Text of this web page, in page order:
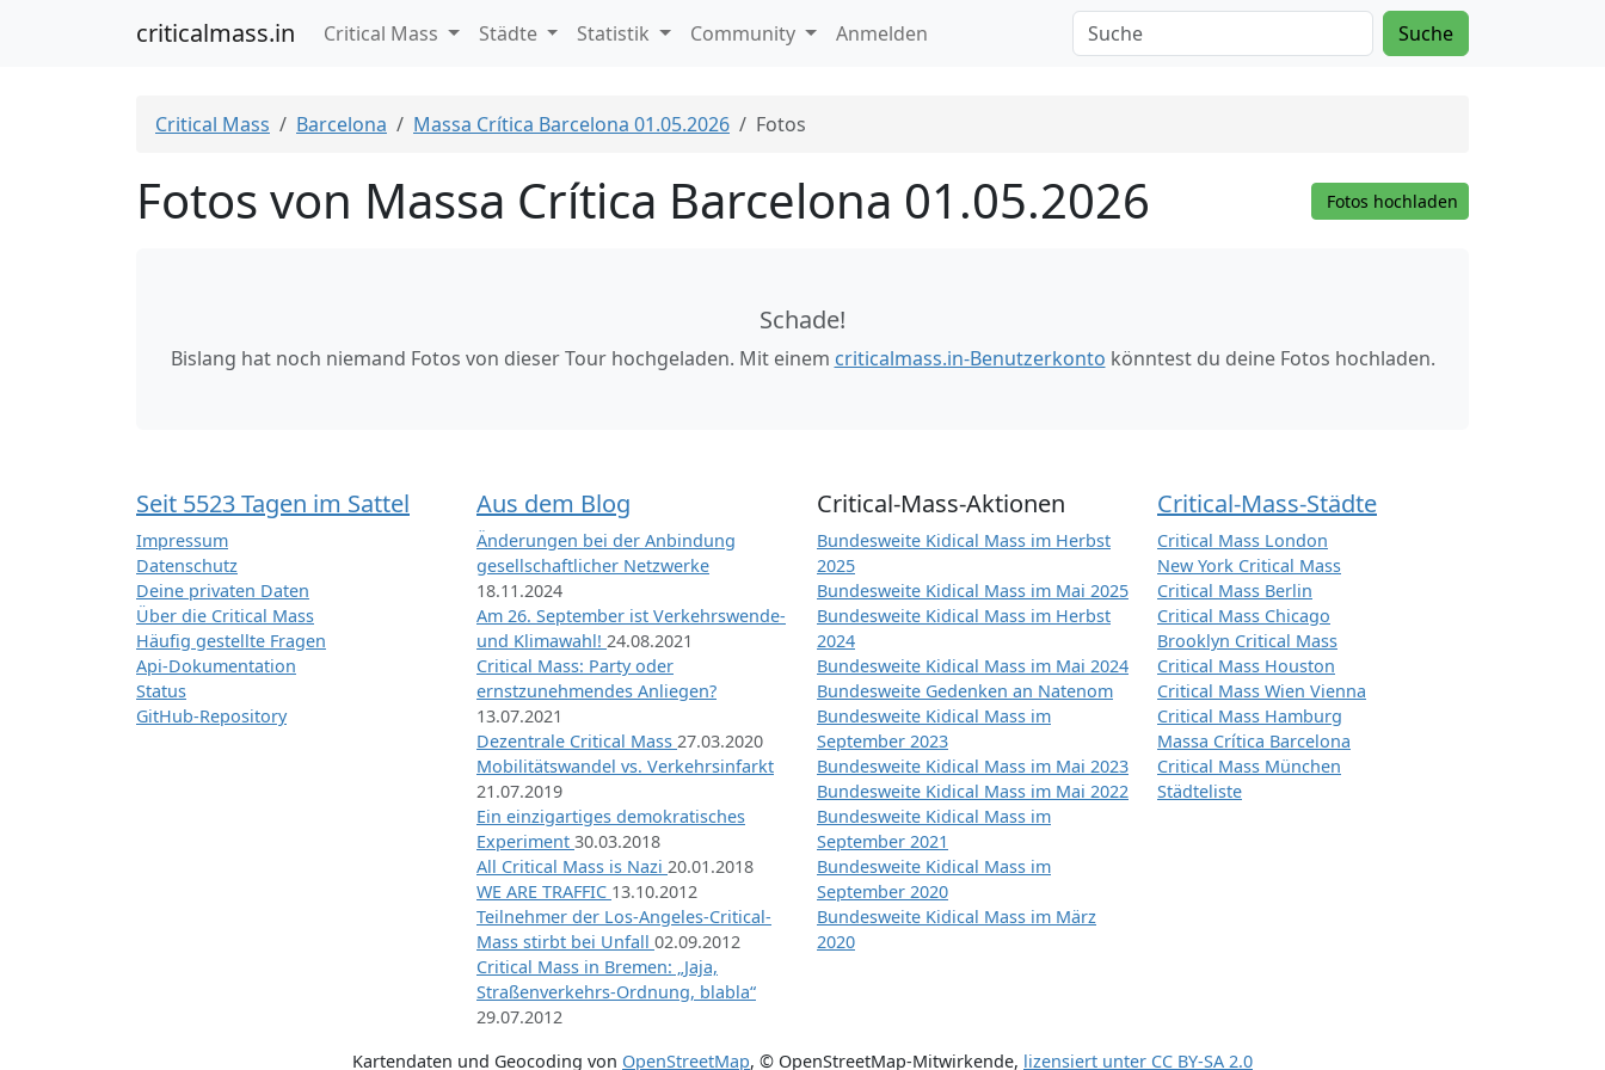
criticalmass.in Critical Mass Städte Statistik Community Anmelden Suche
Critical Mass Barcelona Massa Crítica Barcelona 01.05.2026 Fotos
Fotos von Massa Crítica Barcelona 01.05.2026 Fotos hochladen
Schade!
Bislang hat noch niemand Fotos von dieser Tour hochgeladen. Mit einem criticalmass.in-Benutzerkonto könntest du deine Fotos hochladen.
Seit 5523 Tagen im Sattel
Impressum
Datenschutz
Deine privaten Daten
Über die Critical Mass
Häufig gestellte Fragen
Api-Dokumentation
Status
GitHub-Repository
Aus dem Blog
Änderungen bei der Anbindung
gesellschaftlicher Netzwerke
18.11.2024
Am 26. September ist Verkehrswende-
und Klimawahl! 24.08.2021
Critical Mass: Party oder
ernstzunehmendes Anliegen?
13.07.2021
Dezentrale Critical Mass 27.03.2020
Mobilitätswandel vs. Verkehrsinfarkt
21.07.2019
Ein einzigartiges demokratisches
Experiment 30.03.2018
All Critical Mass is Nazi 20.01.2018
WE ARE TRAFFIC 13.10.2012
Teilnehmer der Los-Angeles-Critical-
Mass stirbt bei Unfall 02.09.2012
Critical Mass in Bremen: „Jaja,
Straßenverkehrs-Ordnung, blabla“
29.07.2012
Critical-Mass-Aktionen
Bundesweite Kidical Mass im Herbst
2025
Bundesweite Kidical Mass im Mai 2025
Bundesweite Kidical Mass im Herbst
2024
Bundesweite Kidical Mass im Mai 2024
Bundesweite Gedenken an Natenom
Bundesweite Kidical Mass im
September 2023
Bundesweite Kidical Mass im Mai 2023
Bundesweite Kidical Mass im Mai 2022
Bundesweite Kidical Mass im
September 2021
Bundesweite Kidical Mass im
September 2020
Bundesweite Kidical Mass im März
2020
Critical-Mass-Städte
Critical Mass London
New York Critical Mass
Critical Mass Berlin
Critical Mass Chicago
Brooklyn Critical Mass
Critical Mass Houston
Critical Mass Wien Vienna
Critical Mass Hamburg
Massa Crítica Barcelona
Critical Mass München
Städteliste
Kartendaten und Geocoding von OpenStreetMap, © OpenStreetMap-Mitwirkende, lizensiert unter CC BY-SA 2.0